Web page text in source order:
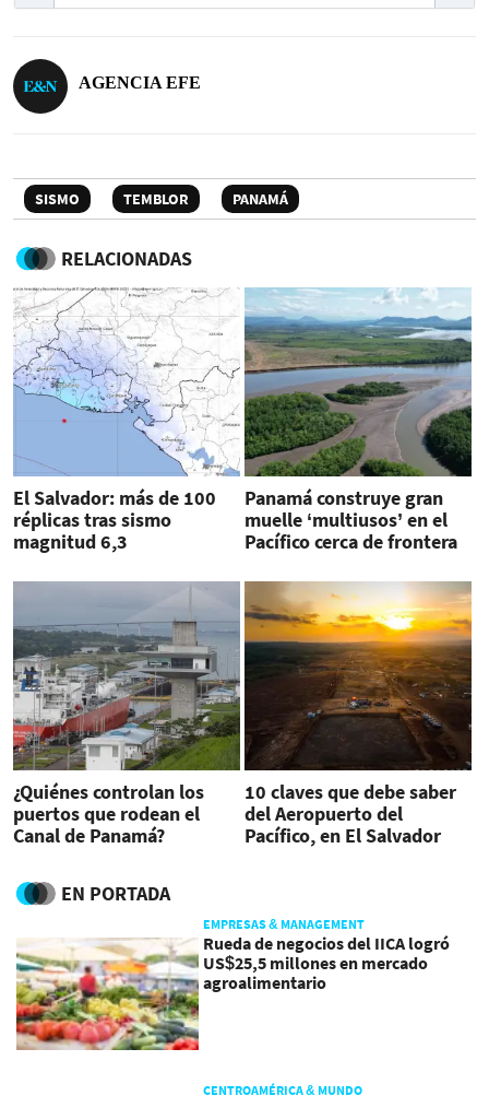
AGENCIA EFE
SISMO TEMBLOR PANAMÁ
RELACIONADAS
El Salvador: más de 100
réplicas tras sismo
magnitud 6,3
Panamá construye gran
muelle ‘multiusos’ en el
Pacífico cerca de frontera
¿Quiénes controlan los
puertos que rodean el
Canal de Panamá?
10 claves que debe saber
del Aeropuerto del
Pacífico, en El Salvador
EN PORTADA
EMPRESAS & MANAGEMENT
Rueda de negocios del IICA logró
US$25,5 millones en mercado
agroalimentario
CENTROAMÉRICA & MUNDO